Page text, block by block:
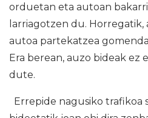
orduetan eta autoan
larriagotzen du.
autoa partekatzea
Era berean, auzo bideak ez
dute.
Errepide nagusiko trafikoa